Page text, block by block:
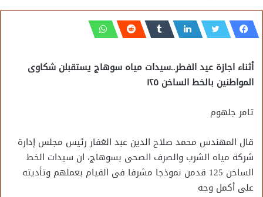
أثناء اجازة عيد الفطر..سيدات مياه سوهاج يستقبلن شكاوى
المواطنين بالخط الساخن ١٢٥
تامر جلهوم
قال المهندس محمد صلاح الدين عبد الغفار رئيس مجلس إدارة
شركة مياه الشرب والصرف الصحى بسوهاج، ان سيدات الخط
الساخن 125 قدمن نموذجا مشرفا فى القيام بعملهم وتأديته
على أكمل وجه